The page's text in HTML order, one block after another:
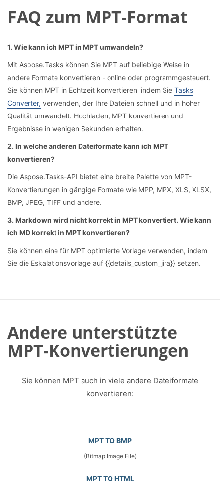
FAQ zum MPT-Format
1. Wie kann ich MPT in MPT umwandeln?
Mit Aspose.Tasks können Sie MPT auf beliebige Weise in
andere Formate konvertieren - online oder programmgesteuert.
Sie können MPT in Echtzeit konvertieren, indem Sie Tasks
Converter, verwenden, der Ihre Dateien schnell und in hoher
Qualität umwandelt. Hochladen, MPT konvertieren und
Ergebnisse in wenigen Sekunden erhalten.
2. In welche anderen Dateiformate kann ich MPT
konvertieren?
Die Aspose.Tasks-API bietet eine breite Palette von MPT-
Konvertierungen in gängige Formate wie MPP, MPX, XLS, XLSX,
BMP, JPEG, TIFF und andere.
3. Markdown wird nicht korrekt in MPT konvertiert. Wie kann
ich MD korrekt in MPT konvertieren?
Sie können eine für MPT optimierte Vorlage verwenden, indem
Sie die Eskalationsvorlage auf {{details_custom_jira}} setzen.
Andere unterstützte
MPT-Konvertierungen
Sie können MPT auch in viele andere Dateiformate
konvertieren:
MPT TO BMP
(Bitmap Image File)
MPT TO HTML